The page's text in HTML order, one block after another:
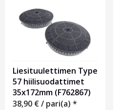
Liesituulettimen Type
57 hiilisuodattimet
35x172mm (F762867)
38,90 €/ pari(a) *